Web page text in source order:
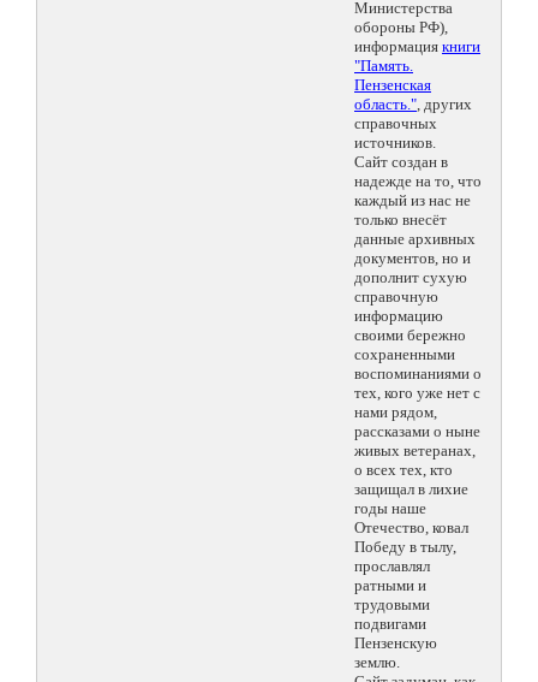
Министерства
обороны РФ),
информация книги
"Память.
Пензенская
область.", других
справочных
источников.
Сайт создан в
надежде на то, что
каждый из нас не
только внесёт
данные архивных
документов, но и
дополнит сухую
справочную
информацию
своими бережно
сохраненными
воспоминаниями о
тех, кого уже нет с
нами рядом,
рассказами о ныне
живых ветеранах,
о всех тех, кто
защищал в лихие
годы наше
Отечество, ковал
Победу в тылу,
прославлял
ратными и
трудовыми
подвигами
Пензенскую
землю.